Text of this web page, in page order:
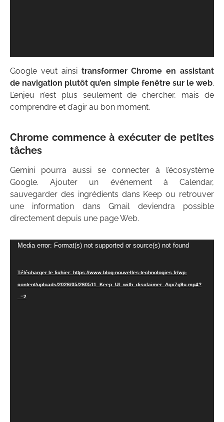
Google veut ainsi transformer Chrome en assistant
de navigation plutôt qu’en simple fenêtre sur le web.
L’enjeu n’est plus seulement de chercher, mais de
comprendre et d’agir au bon moment.
Chrome commence à exécuter de petites
tâches
Gemini pourra aussi se connecter à l’écosystème
Google. Ajouter un événement à Calendar,
sauvegarder des ingrédients dans Keep ou retrouver
une information dans Gmail deviendra possible
directement depuis une page Web.
Lecteur
Media error: Format(s) not supported or source(s) not found
Télécharger le fichier: https://www.blog-nouvelles-technologies.fr/wp-
content/uploads/2026/05/260511_Keep_UI_with_disclaimer_Aqx7g9u.mp4?
_=2